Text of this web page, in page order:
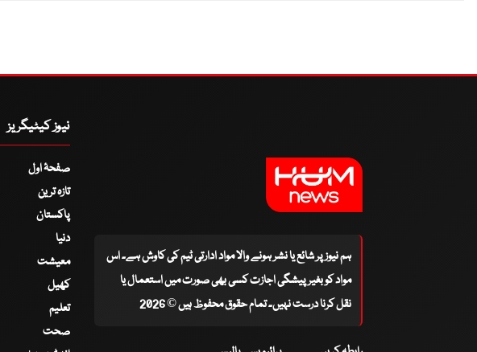
ہم نیوز پر شائع یا نشر ہونے والا مواد ادارتی ٹیم کی کاوش ہے۔ اس
مواد کو بغیر پیشگی اجازت کسی بھی صورت میں استعمال یا
نقل کرنا درست نہیں۔ تمام حقوق محفوظ ہیں © 2026
نیوز کیٹیگریز
صفحۂ اول
تازہ ترین
پاکستان
دنیا
معیشت
کھیل
تعلیم
صحت